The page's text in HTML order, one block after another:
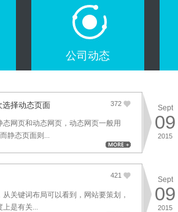
公司动态
选择动态页面 372
网页和动态网页，动态网页一般用
静态页面则...
Sept
09
2015
421
关键词布局可以看到，网站要策划，
上是有关...
Sept
09
2015